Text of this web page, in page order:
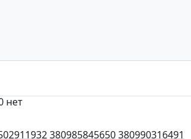
нет
380985845650380990316491